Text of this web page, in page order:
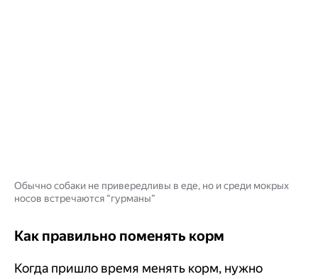
Обычно собаки не привередливы в еде, но и среди мокрых
носов встречаются “гурманы”
Как правильно поменять корм
Когда пришло время менять корм, нужно